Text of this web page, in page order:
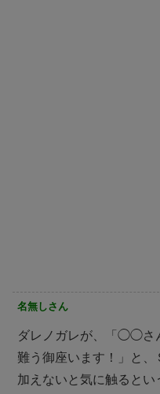
名無しさん
ダレノガレが、「◯◯さ
難う御座います！」と
加えないと気に触るとい